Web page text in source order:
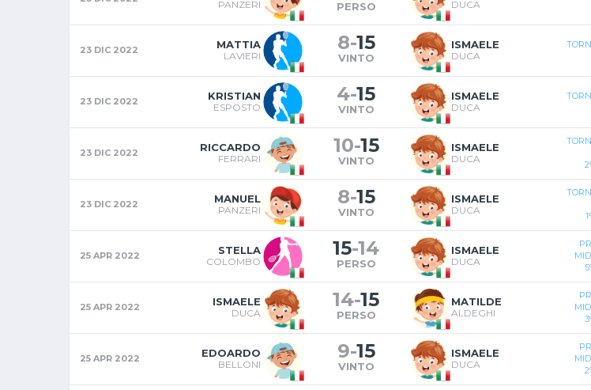
PANZERI PERSO DUCA
23 DIC 2022 MATTIA
LAVIERI
8-15
VINTO
ISMAELE
DUCA
23 DIC 2022 KRISTIAN
ESPOSTO
4-15
VINTO
ISMAELE
DUCA
23 DIC 2022 RICCARDO
FERRARI
10-15
VINTO
ISMAELE
DUCA
23 DIC 2022 MANUEL
PANZERI
8-15
VINTO
ISMAELE
DUCA
25 APR 2022 STELLA
COLOMBO
15-14
PERSO
ISMAELE
DUCA
25 APR 2022 ISMAELE
DUCA
14-15
PERSO
MATILDE
ALDEGHI
25 APR 2022 EDOARDO
BELLONI
9-15
VINTO
ISMAELE
DUCA